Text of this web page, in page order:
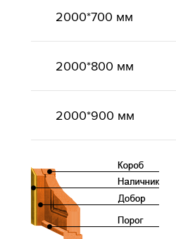
2000*700 мм
2000*800 мм
2000*900 мм